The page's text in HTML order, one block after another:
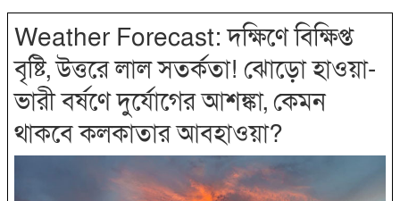
Weather Forecast: দক্ষিণে বিক্ষিপ্ত
বৃষ্টি, উত্তরে লাল সতর্কতা! ঝোড়ো হাওয়া-
ভারী বর্ষণে দুর্যোগের আশঙ্কা, কেমন
থাকবে কলকাতার আবহাওয়া?